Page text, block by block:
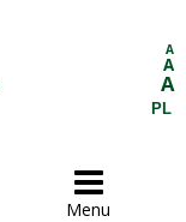
A
A
A
PL

Menu